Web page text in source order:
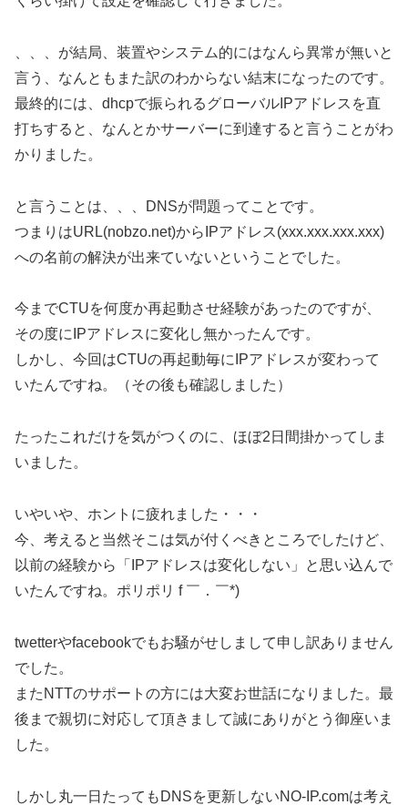
、、、が結局、装置やシステム的にはなんら異常が無いと
言う、なんともまた訳のわからない結末になったのです。
最終的には、dhcpで振られるグローバルIPアドレスを直
打ちすると、なんとかサーバーに到達すると言うことがわ
かりました。
と言うことは、、、DNSが問題ってことです。
つまりはURL(nobzo.net)からIPアドレス(xxx.xxx.xxx.xxx)
への名前の解決が出来ていないということでした。
今までCTUを何度か再起動させ経験があったのですが、
その度にIPアドレスに変化し無かったんです。
しかし、今回はCTUの再起動毎にIPアドレスが変わって
いたんですね。（その後も確認しました）
たったこれだけを気がつくのに、ほぼ2日間掛かってしま
いました。
いやいや、ホントに疲れました・・・
今、考えると当然そこは気が付くべきところでしたけど、
以前の経験から「IPアドレスは変化しない」と思い込んで
いたんですね。ポリポリ f ￣．￣*)
twetterやfacebookでもお騒がせしまして申し訳ありません
でした。
またNTTのサポートの方には大変お世話になりました。最
後まで親切に対応して頂きまして誠にありがとう御座いま
した。
しかし丸一日たってもDNSを更新しないNO-IP.comは考え